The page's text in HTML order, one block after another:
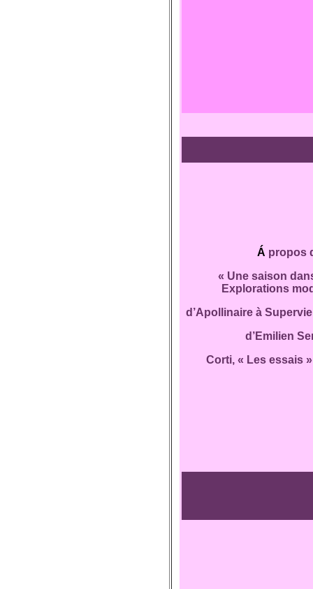
Á propos
« Une saison
Explorations
d’Apollinaire à
d’Emilien
Corti, « Les essais